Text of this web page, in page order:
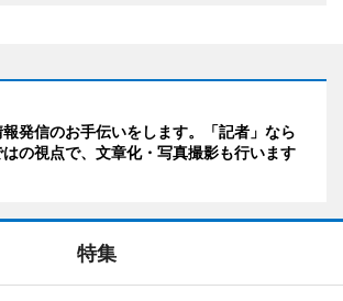
報発信のお手伝いをします。「記者」なら
はの視点で、文章化・写真撮影も行います
特集